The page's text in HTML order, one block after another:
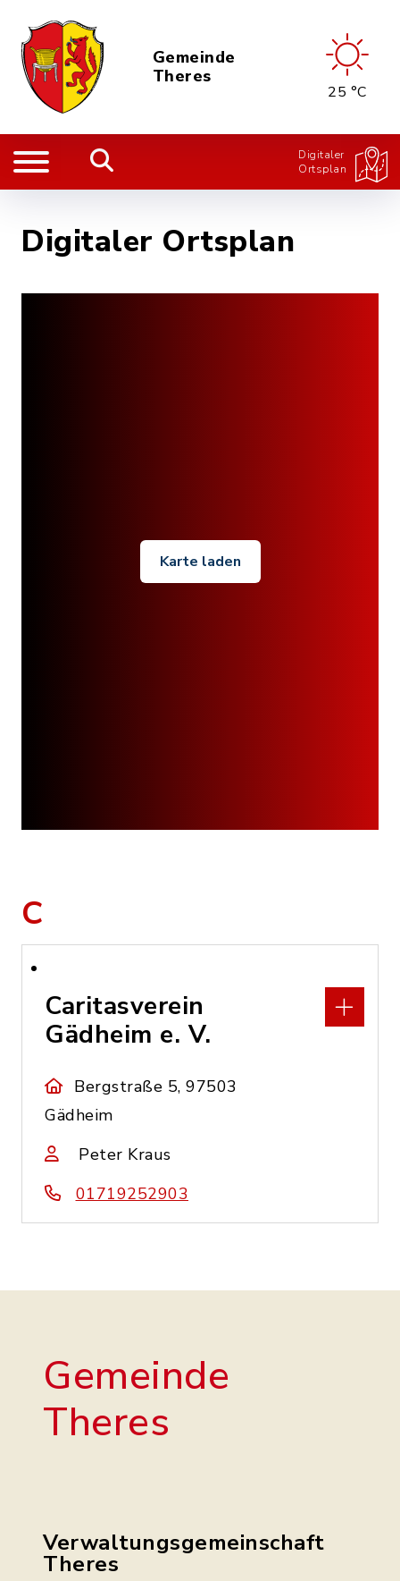
Gemeinde
Theres
25 °C
Digitaler
Ortsplan
Digitaler Ortsplan
Karte laden
C
Caritasverein
Gädheim e. V.
Bergstraße 5, 97503
Gädheim
Peter Kraus
01719252903
Gemeinde
Theres
Verwaltungsgemeinschaft
Theres